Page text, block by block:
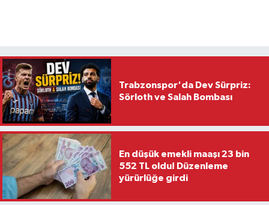
Trabzonspor'da Dev Sürpriz:
Sörloth ve Salah Bombası
En düşük emekli maaşı 23 bin
552 TL oldu! Düzenleme
yürürlüğe girdi